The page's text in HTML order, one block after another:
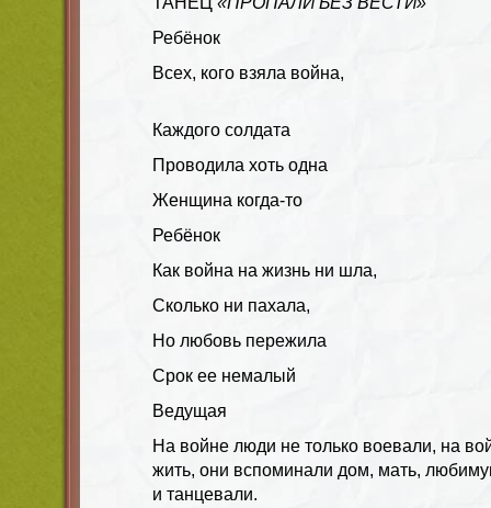
Ребёнок
Всех, кого взяла война,
Каждого солдата
Проводила хоть одна
Женщина когда-то
Ребёнок
Как война на жизнь ни шла,
Сколько ни пахала,
Но любовь пережила
Срок ее немалый
Ведущая
На войне люди не только воевали, на
жить, они вспоминали дом, мать,
и танцевали.